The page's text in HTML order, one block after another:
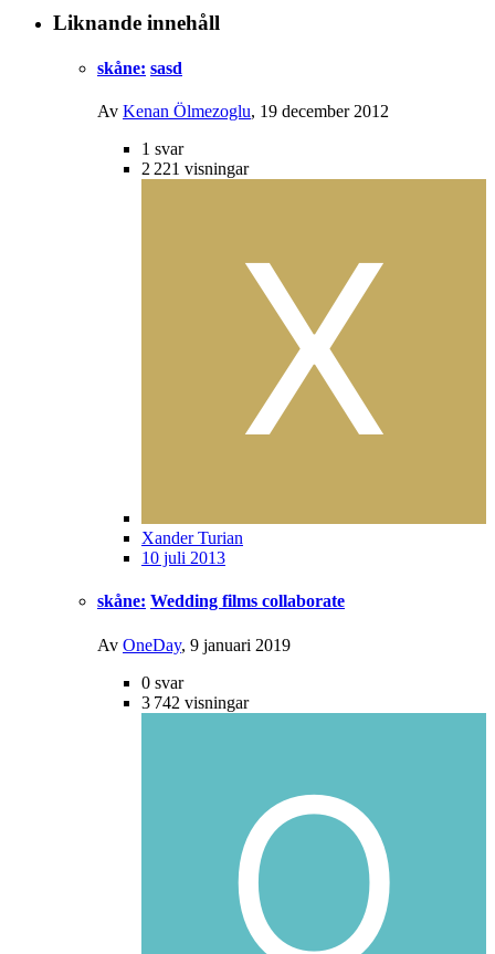
Liknande innehåll
skåne: sasd
Av Kenan Ölmezoglu, 19 december 2012
1 svar
2 221 visningar
Xander Turian
10 juli 2013
skåne: Wedding films collaborate
Av OneDay, 9 januari 2019
0 svar
3 742 visningar